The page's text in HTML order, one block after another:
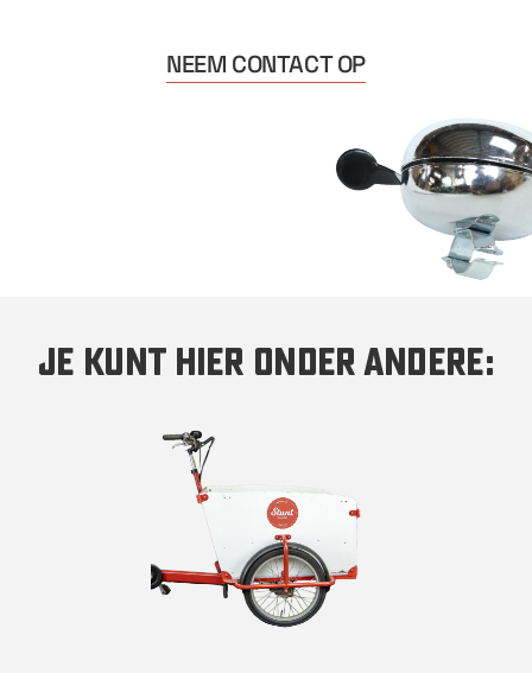
NEEM CONTACT OP
Je kunt hier onder andere: